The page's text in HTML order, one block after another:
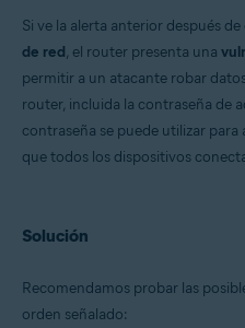
Avast Security 15.x para Mac
Sistemas operativos:
Microsoft Windows 11 Home / Pro
Microsoft Windows 10 Home / Pro
Microsoft Windows 8/Pro/
Apple macOS 12.x (Monterey)
Apple macOS 10.15.x (Catalina)
Apple macOS 10.13.x (High Sierra)
Si ve la alerta anterior después
de red, el router presenta una
permitir a un atacante robar
router, incluida la contraseña de
contraseña se puede utilizar
que todos los dispositivos
Solución
Recomendamos probar las
orden señalado: